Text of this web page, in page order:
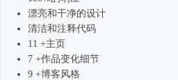
漂亮和干净的设计
清洁和注释代码
11 +主页
7 +作品变化细节
9 +博客风格